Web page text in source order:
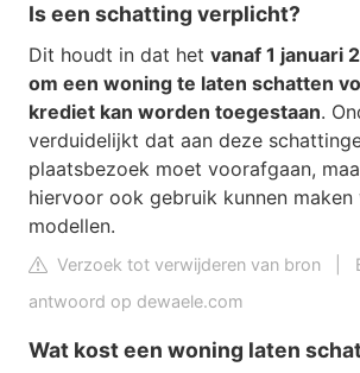
Is een schatting verplicht?
Dit houdt in dat het vanaf 1 januari
om een woning te laten schatten
krediet kan worden toegestaan.
verduidelijkt dat aan deze
plaatsbezoek moet voorafgaan,
hiervoor ook gebruik kunnen
modellen.
Verzoek tot verwijderen van bron
antwoord op dewaele.com
Wat kost een woning laten